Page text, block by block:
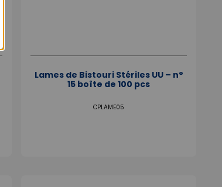
Lames de Bistouri Stériles UU – n°
15 boîte de 100 pcs
CPLAME05